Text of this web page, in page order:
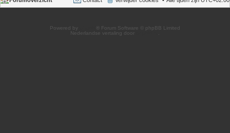
Powered by
® Forum Software © phpBB Limited
Nederlandse vertaling door